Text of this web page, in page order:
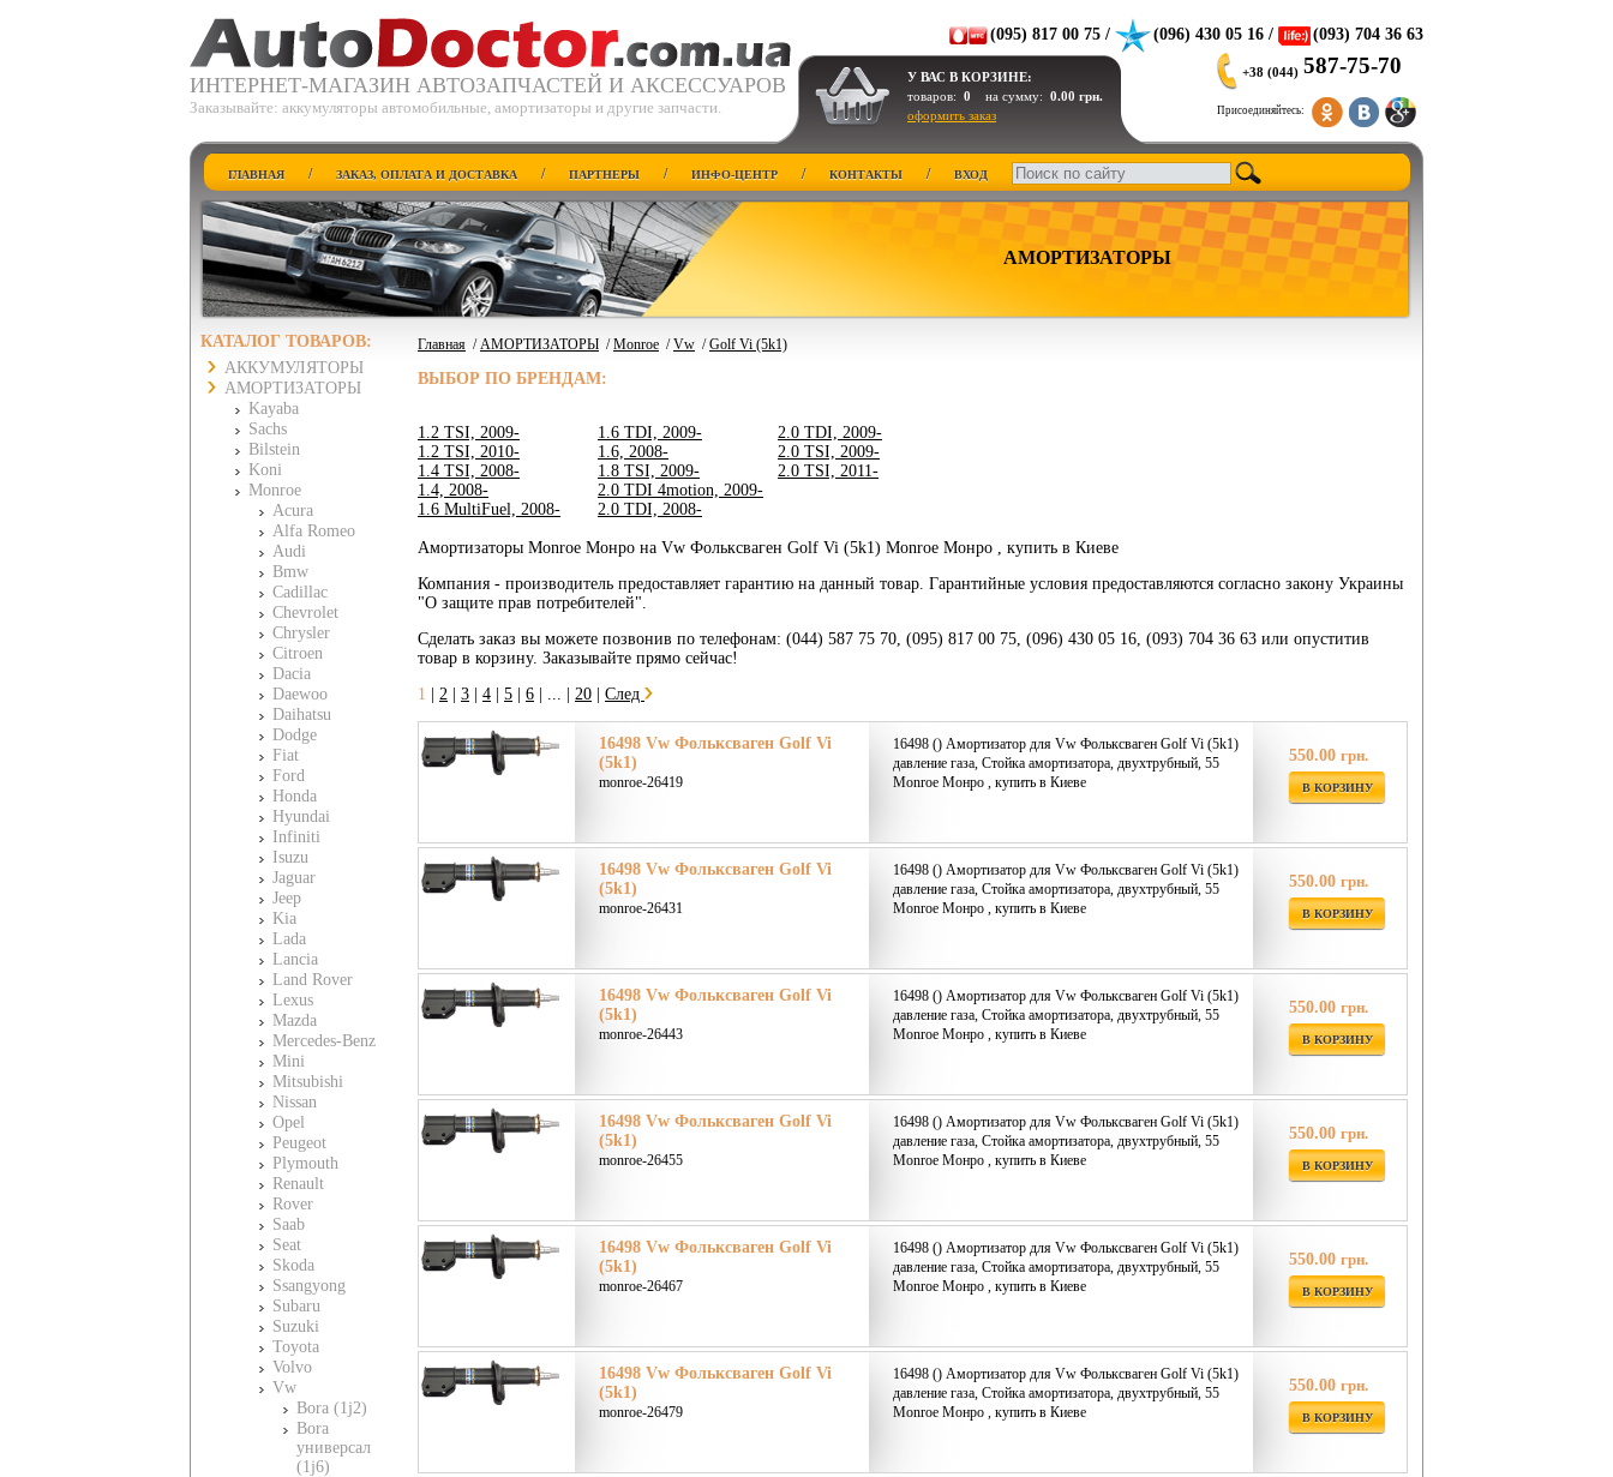
ИНТЕРНЕТ-МАГАЗИН АВТОЗАПЧАСТЕЙ И АКСЕССУАРОВ
Заказывайте: аккумуляторы автомобильные, амортизаторы и другие запчасти.
(095) 817 00 75 / (096) 430 05 16 / (093) 704 36 63
У ВАС В КОРЗИНЕ:
товаров: 0 на сумму: 0.00 грн.
оформить заказ
+38 (044) 587-75-70
Присоединяйтесь:
ГЛАВНАЯ / ЗАКАЗ, ОПЛАТА И ДОСТАВКА / ПАРТНЕРЫ / ИНФО-ЦЕНТР / КОНТАКТЫ / ВХОД
АМОРТИЗАТОРЫ
КАТАЛОГ ТОВАРОВ:
АККУМУЛЯТОРЫ
АМОРТИЗАТОРЫ
Kayaba
Sachs
Bilstein
Koni
Monroe
Acura
Alfa Romeo
Audi
Bmw
Cadillac
Chevrolet
Chrysler
Citroen
Dacia
Daewoo
Daihatsu
Dodge
Fiat
Ford
Honda
Hyundai
Infiniti
Isuzu
Jaguar
Jeep
Kia
Lada
Lancia
Land Rover
Lexus
Mazda
Mercedes-Benz
Mini
Mitsubishi
Nissan
Opel
Peugeot
Plymouth
Renault
Rover
Saab
Seat
Skoda
Ssangyong
Subaru
Suzuki
Toyota
Volvo
Vw
Bora (1j2)
Bora
универсал
(1j6)
Главная /АМОРТИЗАТОРЫ /Monroe /Vw /Golf Vi (5k1)
ВЫБОР ПО БРЕНДАМ:
1.2 TSI, 2009-
1.2 TSI, 2010-
1.4 TSI, 2008-
1.4, 2008-
1.6 MultiFuel, 2008-
1.6 TDI, 2009-
1.6, 2008-
1.8 TSI, 2009-
2.0 TDI 4motion, 2009-
2.0 TDI, 2008-
2.0 TDI, 2009-
2.0 TSI, 2009-
2.0 TSI, 2011-
Амортизаторы Monroe Монро на Vw Фольксваген Golf Vi (5k1) Monroe Монро , купить в Киеве
Компания - производитель предоставляет гарантию на данный товар. Гарантийные условия предоставляются согласно закону Украины
"О защите прав потребителей".
Сделать заказ вы можете позвонив по телефонам: (044) 587 75 70, (095) 817 00 75, (096) 430 05 16, (093) 704 36 63 или опуститив
товар в корзину. Заказывайте прямо сейчас!
1
2 3 4 5 6 ... | 20 След
16498 Vw Фольксваген Golf Vi
(5k1)
monroe-26419
16498 () Амортизатор для Vw Фольксваген Golf Vi (5k1)
давление газа, Стойка амортизатора, двухтрубный, 55
Monroe Монро , купить в Киеве
550.00 грн.
В КОРЗИНУ
16498 Vw Фольксваген Golf Vi
(5k1)
monroe-26431
16498 () Амортизатор для Vw Фольксваген Golf Vi (5k1)
давление газа, Стойка амортизатора, двухтрубный, 55
Monroe Монро , купить в Киеве
550.00 грн.
В КОРЗИНУ
16498 Vw Фольксваген Golf Vi
(5k1)
monroe-26443
16498 () Амортизатор для Vw Фольксваген Golf Vi (5k1)
давление газа, Стойка амортизатора, двухтрубный, 55
Monroe Монро , купить в Киеве
550.00 грн.
В КОРЗИНУ
16498 Vw Фольксваген Golf Vi
(5k1)
monroe-26455
16498 () Амортизатор для Vw Фольксваген Golf Vi (5k1)
давление газа, Стойка амортизатора, двухтрубный, 55
Monroe Монро , купить в Киеве
550.00 грн.
В КОРЗИНУ
16498 Vw Фольксваген Golf Vi
(5k1)
monroe-26467
16498 () Амортизатор для Vw Фольксваген Golf Vi (5k1)
давление газа, Стойка амортизатора, двухтрубный, 55
Monroe Монро , купить в Киеве
550.00 грн.
В КОРЗИНУ
16498 Vw Фольксваген Golf Vi
(5k1)
monroe-26479
16498 () Амортизатор для Vw Фольксваген Golf Vi (5k1)
давление газа, Стойка амортизатора, двухтрубный, 55
Monroe Монро , купить в Киеве
550.00 грн.
В КОРЗИНУ